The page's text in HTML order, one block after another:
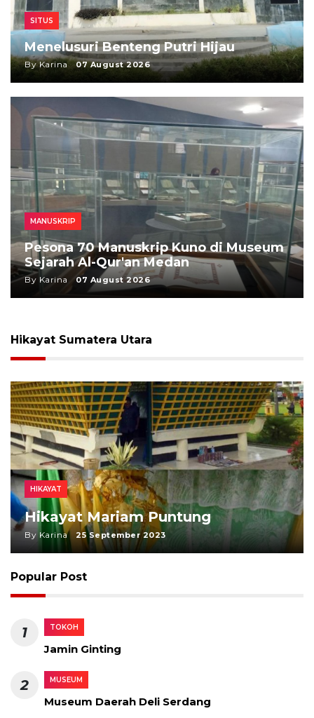
SITUS
Menelusuri Benteng Putri Hijau
By Karina 07 August 2026
MANUSKRIP
Pesona 70 Manuskrip Kuno di Museum
Sejarah Al-Qur'an Medan
By Karina 07 August 2026
Hikayat Sumatera Utara
HIKAYAT
Hikayat Mariam Puntung
By Karina 25 September 2023
Popular Post
1 TOKOH
Jamin Ginting
2 MUSEUM
Museum Daerah Deli Serdang